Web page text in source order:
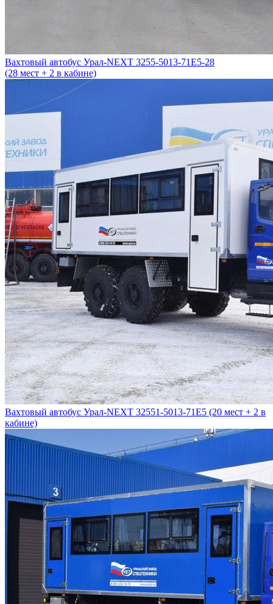
Вахтовый автобус Урал-NEXT 3255-5013-71Е5-28
(28 мест + 2 в кабине)
Вахтовый автобус Урал-NEXT 32551-5013-71Е5 (20 мест + 2 в
кабине)